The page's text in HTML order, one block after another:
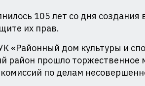
105 лет со дня создания
их прав.
«Районный дом культуры и
район прошло торжественное
по делам